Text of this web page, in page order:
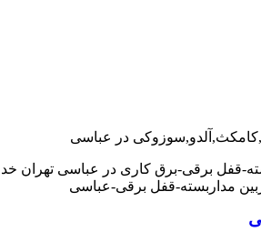
در عباسی
قفل برقی-برق کاری در عباسی تهران
مداربسته-قفل برقی-عباسی